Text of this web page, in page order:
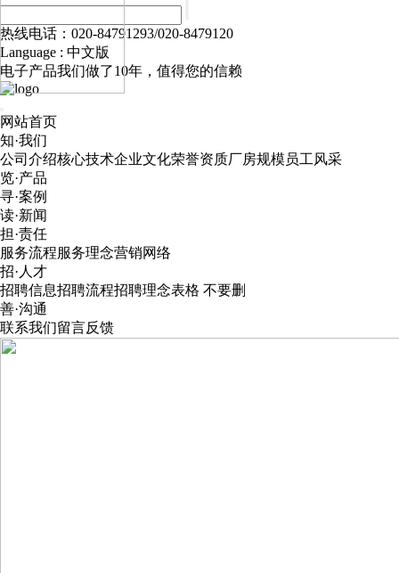
热线电话：020-84791293/020-8479120
Language : 中文版
电子产品我们做了10年，值得您的信赖
网站首页
知·我们
公司介绍核心技术企业文化荣誉资质厂房规模 员工风采
览·产品
寻·案例
读·新闻
担·责任
服务流程服务理念营销网络
招·人才
招聘信息招聘流程招聘理念表格 不要删
善·沟通
联系我们留言反馈